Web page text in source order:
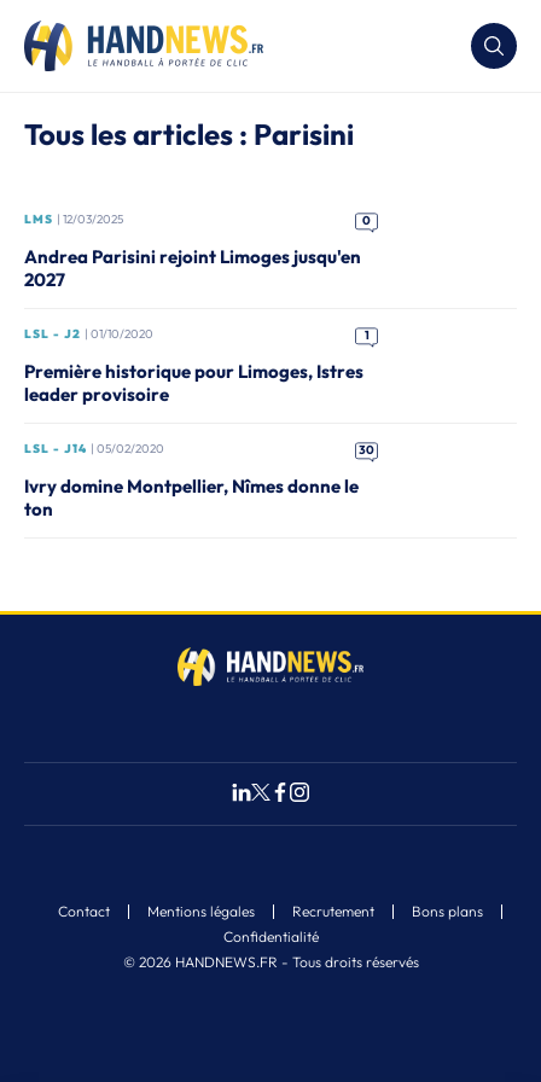
Tous les articles : Parisini
LMS | 12/03/2025 0
Andrea Parisini rejoint Limoges jusqu'en
2027
LSL - J2 | 01/10/2020 1
Première historique pour Limoges, Istres
leader provisoire
LSL - J14 | 05/02/2020 30
Ivry domine Montpellier, Nîmes donne le
ton
© 2026 HANDNEWS.FR - Tous droits réservés
Contact Mentions légales Recrutement
Bons plans
Confidentialité